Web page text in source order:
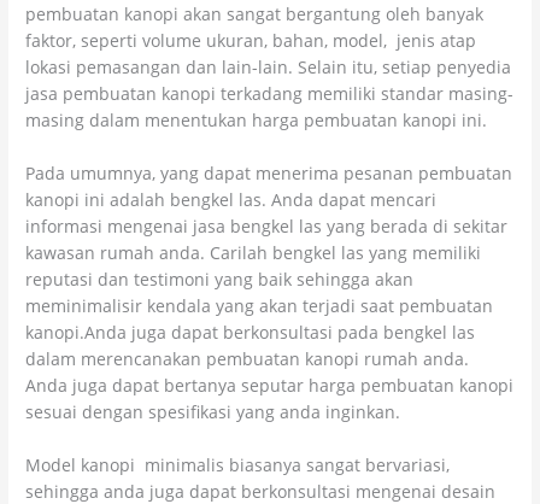
pembuatan kanopi akan sangat bergantung oleh banyak
faktor, seperti volume ukuran, bahan, model, jenis atap
lokasi pemasangan dan lain-lain. Selain itu, setiap penyedia
jasa pembuatan kanopi terkadang memiliki standar masing-
masing dalam menentukan harga pembuatan kanopi ini.
Pada umumnya, yang dapat menerima pesanan pembuatan
kanopi ini adalah bengkel las. Anda dapat mencari
informasi mengenai jasa bengkel las yang berada di sekitar
kawasan rumah anda. Carilah bengkel las yang memiliki
reputasi dan testimoni yang baik sehingga akan
meminimalisir kendala yang akan terjadi saat pembuatan
kanopi.Anda juga dapat berkonsultasi pada bengkel las
dalam merencanakan pembuatan kanopi rumah anda.
Anda juga dapat bertanya seputar harga pembuatan kanopi
sesuai dengan spesifikasi yang anda inginkan.
Model kanopi minimalis biasanya sangat bervariasi,
sehingga anda juga dapat berkonsultasi mengenai desain